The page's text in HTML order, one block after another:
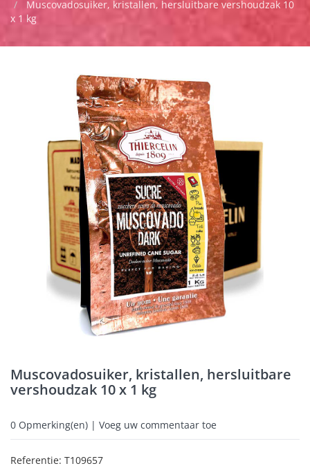
Muscovadosuiker, kristallen, hersluitbare vershoudzak 10
x 1 kg
Muscovadosuiker, kristallen, hersluitbare
vershoudzak 10 x 1 kg
0 Opmerking(en) | Voeg uw commentaar toe
Referentie: T109657